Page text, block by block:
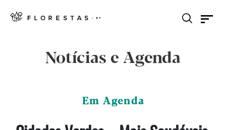
Notícias e Agenda
Em Agenda